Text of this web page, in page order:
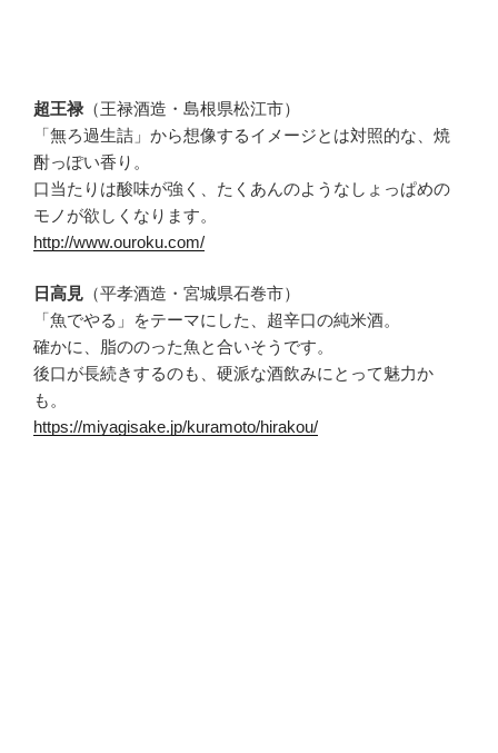
超王禄 （王禄酒造・島根県松江市）
「無ろ過生詰」から想像するイメージとは対照的な、焼
酎っぽい香り。
口当たりは酸味が強く、たくあんのようなしょっぱめの
モノが欲しくなります。
http://www.ouroku.com/
日高見 （平孝酒造・宮城県石巻市）
「魚でやる」をテーマにした、超辛口の純米酒。
確かに、脂ののった魚と合いそうです。
後口が長続きするのも、硬派な酒飲みにとって魅力か
も。
https://miyagisake.jp/kuramoto/hirakou/